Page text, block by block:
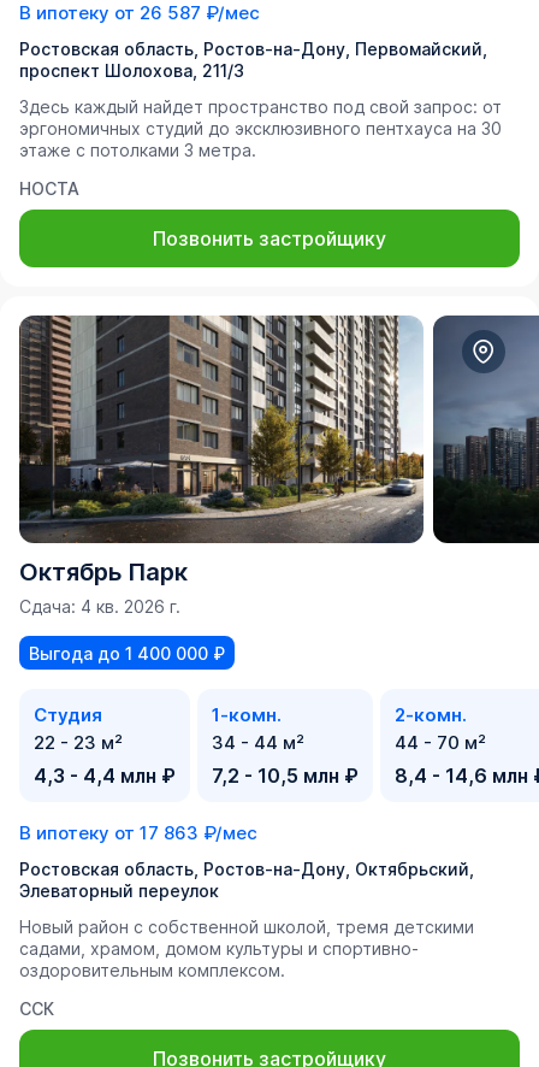
В ипотеку от 26 587 ₽/мес
Ростовская область, Ростов-на-Дону, Первомайский,
проспект Шолохова, 211/3
Здесь каждый найдет пространство под свой запрос: от
эргономичных студий до эксклюзивного пентхауса на 30
этаже с потолками 3 метра.
НОСТА
Позвонить застройщику
Октябрь Парк
Сдача: 4 кв. 2026 г.
Выгода до 1 400 000 ₽
Студия
22 - 23 м²
4,3 - 4,4 млн ₽
1-комн.
34 - 44 м²
7,2 - 10,5 млн ₽
2-комн.
44 - 70 м²
8,4 - 14,6 млн
В ипотеку от 17 863 ₽/мес
Ростовская область, Ростов-на-Дону, Октябрьский,
Элеваторный переулок
Новый район с собственной школой, тремя детскими
садами, храмом, домом культуры и спортивно-
оздоровительным комплексом.
ССК
Позвонить застройщику